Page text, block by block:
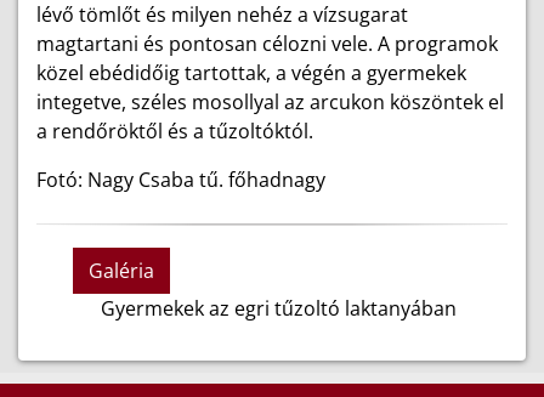
lévő tömlőt és milyen nehéz a vízsugarat
magtartani és pontosan célozni vele. A programok
közel ebédidőig tartottak, a végén a gyermekek
integetve, széles mosollyal az arcukon köszöntek el
a rendőröktől és a tűzoltóktól.
Fotó: Nagy Csaba tű. főhadnagy
Galéria
Gyermekek az egri tűzoltó laktanyában